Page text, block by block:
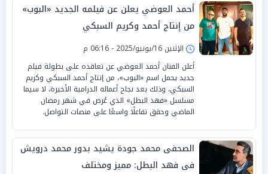
أحمد العوضي يعلن عن فيلمه الجديد «البوب»
من إنتاج أحمد وكريم السبكي
الإثنين 16/يونيو/2025 - 06:16 م
أعلن الفنان أحمد العوضي عن تعاقده على بطولة فيلم
جديد يحمل اسم «البوب»، من إنتاج أحمد السبكي وكريم
السبكي، وذلك بعد نجاح أعماله الدرامية الأخيرة، لا سيما
مسلسل «فهد البطل» الذي عُرض في شهر رمضان
الماضي وحقق تفاعلًا واسعًا على منصات التواصل.
الصحفى محمد جودة يشيد بدور محمد درويش
فى فهد البطل: مميز ومختلف